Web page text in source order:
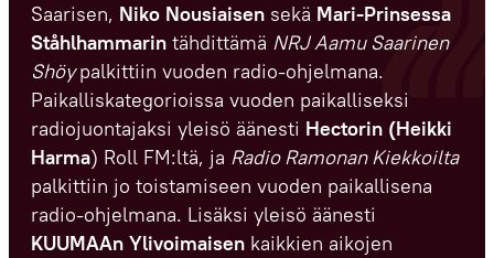
Saarisen, Niko Nousiaisen sekä Mari-Prinsessa
Ståhlhammarin tähdittämä NRJ Aamu Saarinen
Shöypalkittiin vuoden radio-ohjelmana.
Paikalliskategorioissa vuoden paikalliseksi
radiojuontajaksi yleisö äänesti Hectorin (Heikki
Harma) Roll FM:ltä, ja Radio Ramonan Kiekkoilta
palkittiin jo toistamiseen vuoden paikallisena
radio-ohjelmana. Lisäksi yleisö äänesti
KUUMAAn Ylivoimaisen kaikkien aikojen